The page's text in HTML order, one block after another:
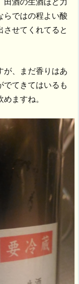
らではの程よい酸
せてくれてると
が、まだ香りはあ
でてきてはいるも
ますね。